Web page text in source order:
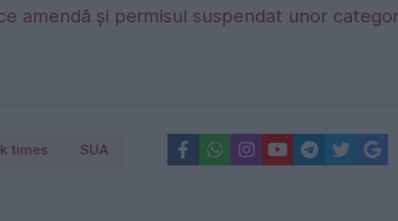
amendă și permisul suspendat unor
times SUA